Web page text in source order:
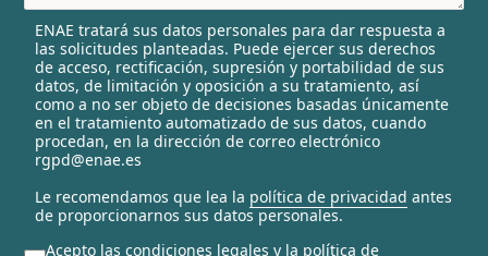
l
e
c
t
e
d
ENAE tratará sus datos personales para dar respuesta a
las solicitudes planteadas. Puede ejercer sus derechos
de acceso, rectificación, supresión y portabilidad de sus
datos, de limitación y oposición a su tratamiento, así
como a no ser objeto de decisiones basadas únicamente
en el tratamiento automatizado de sus datos, cuando
procedan, en la dirección de correo electrónico
rgpd@enae.es
Le recomendamos que lea la política de privacidad antes
de proporcionarnos sus datos personales.
Acepto las condiciones legales y la política de